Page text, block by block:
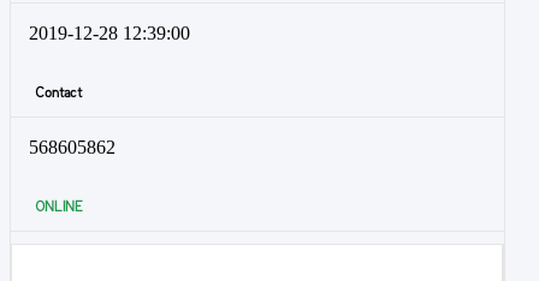
2019-12-28 12:39:00
Contact
568605862
ONLINE